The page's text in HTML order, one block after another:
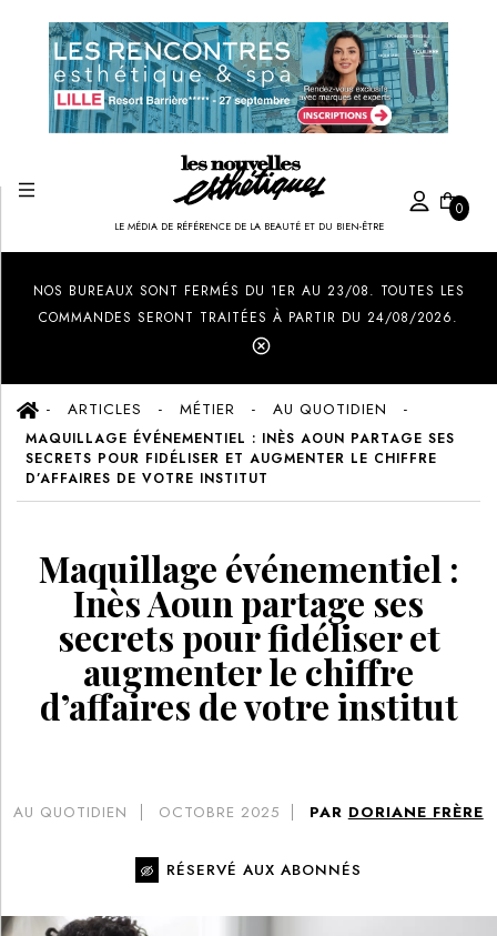
LE MÉDIA DE RÉFÉRENCE DE LA BEAUTÉ ET DU BIEN-ÊTRE
0
NOS BUREAUX SONT FERMÉS DU 1ER AU 23/08. TOUTES LES
COMMANDES SERONT TRAITÉES À PARTIR DU 24/08/2026.
ARTICLES MÉTIER AU QUOTIDIEN
MAQUILLAGE ÉVÉNEMENTIEL : INÈS AOUN PARTAGE SES
SECRETS POUR FIDÉLISER ET AUGMENTER LE CHIFFRE
D’AFFAIRES DE VOTRE INSTITUT
Maquillage événementiel :
Inès Aoun partage ses
secrets pour fidéliser et
augmenter le chiffre
d’affaires de votre institut
AU QUOTIDIEN OCTOBRE 2025 PAR DORIANE FRÈRE
RÉSERVÉ AUX ABONNÉS